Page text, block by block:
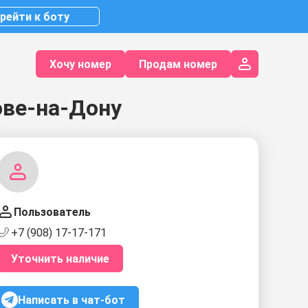
к боту
Хочу номер Продам номер
на-Дону
Пользователь
+7 (908) 17-17-171
Уточнить наличие
Написать в чат-бот